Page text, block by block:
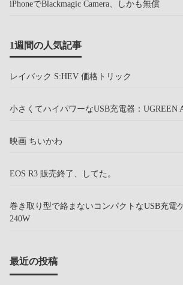
iPhoneでBlackmagic Camera、しかも無償
1週間の人気記事
レイバック S:HEV 価格トリック
小さくてハイパワーなUSB充電器：UGREEN
映画 ちいかわ
EOS R3 販売終了、してた。
巻き取り型で絡まないコンパクトなUSB充電
240W
最近の投稿